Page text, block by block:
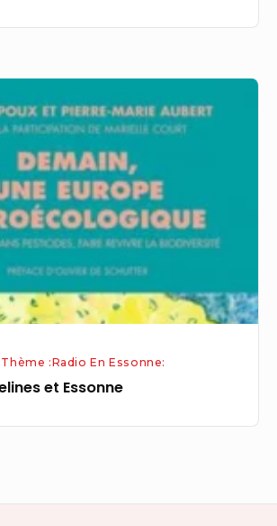
:Radio En Essonne:
et Essonne